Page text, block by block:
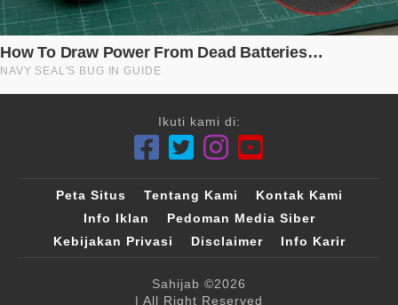
Ikuti kami di:
Peta Situs Tentang Kami
Kontak Kami
Info Iklan
Pedoman Media Siber
Kebijakan Privasi
Disclaimer Info Karir
Sahijab ©2026
| All Right Reserved